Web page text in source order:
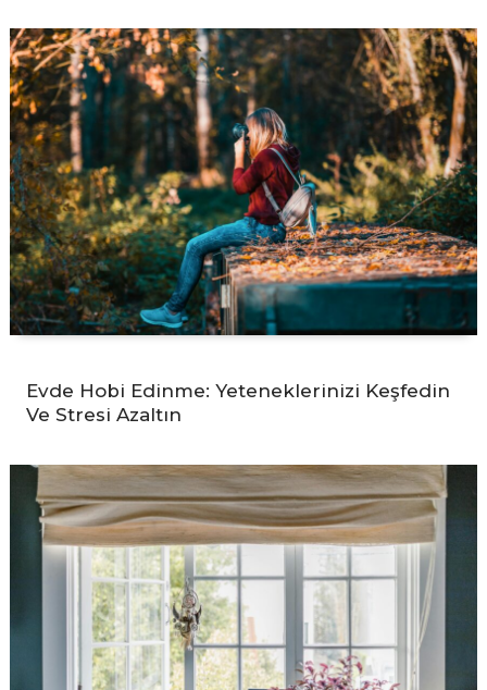
Evde Hobi Edinme: Yeteneklerinizi Keşfedin
Ve Stresi Azaltın